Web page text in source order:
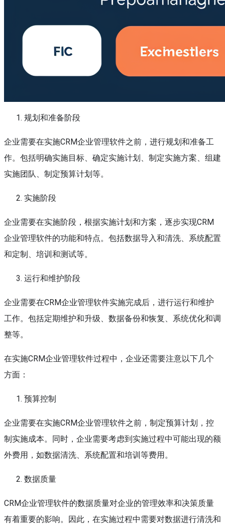
规划和准备阶段
企业需要在实施CRM企业管理软件之前，进行规划和准备工
作。包括明确实施目标、确定实施计划、制定实施方案、组建
实施团队、制定预算计划等。
实施阶段
企业需要在实施阶段，根据实施计划和方案，逐步实现CRM
企业管理软件的功能和特点。包括数据导入和清洗、系统配置
和定制、培训和测试等。
运行和维护阶段
企业需要在CRM企业管理软件实施完成后，进行运行和维护
工作。包括定期维护和升级、数据备份和恢复、系统优化和调
整等。
在实施CRM企业管理软件过程中，企业还需要注意以下几个
方面：
预算控制
企业需要在实施CRM企业管理软件之前，制定预算计划，控
制实施成本。同时，企业需要考虑到实施过程中可能出现的额
外费用，如数据清洗、系统配置和培训等费用。
数据质量
CRM企业管理软件的数据质量对企业的管理效率和决策质量
有着重要的影响。因此，在实施过程中需要对数据进行清洗和